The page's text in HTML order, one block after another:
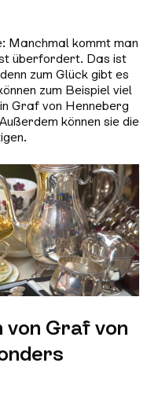
Manchmal kommt man
überfordert. Das ist
zum Glück gibt es
zum Beispiel viel
Graf von Henneberg
können sie die
Graf von